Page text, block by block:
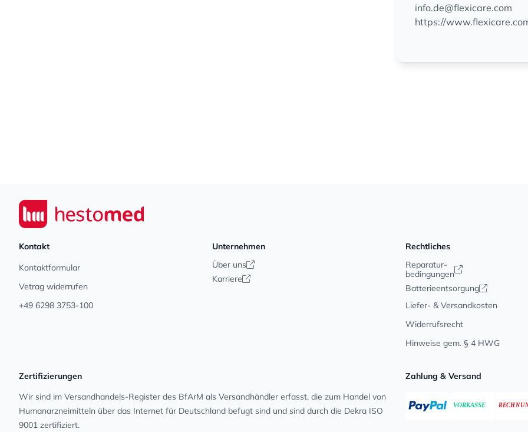
info.de@flexicare.com
https://
Seiwert GmbH
Kontakt
Kontaktformular
Vetrag widerrufen
+49 6298 3753-100
Unternehmen
Über uns
Karriere
Rechtliches
Reparatur-
bedingungen
Batterieentsorgung
Liefer- & Versandkosten
Widerrufsrecht
Hinweise gem. § 4 HWG
Zertifizierungen
Wir sind im Versandhandels-Register des BfArM als Versandhändler erfasst, die zum Handel von
Human­arz­nei­mit­teln über das Internet für Deutschland befugt sind und sind durch die Dekra ISO
9001 zertifiziert.
Zahlung & Versand